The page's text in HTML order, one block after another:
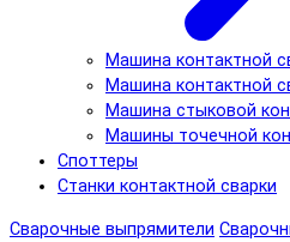
Машина контактной
Машина контактной
Машина стыковой
Машины точечной
Споттеры
Станки контактной сварки
Сварочные выпрямители